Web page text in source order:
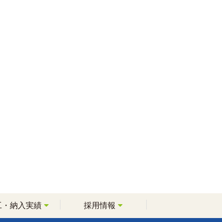
・納入実績 採用情報